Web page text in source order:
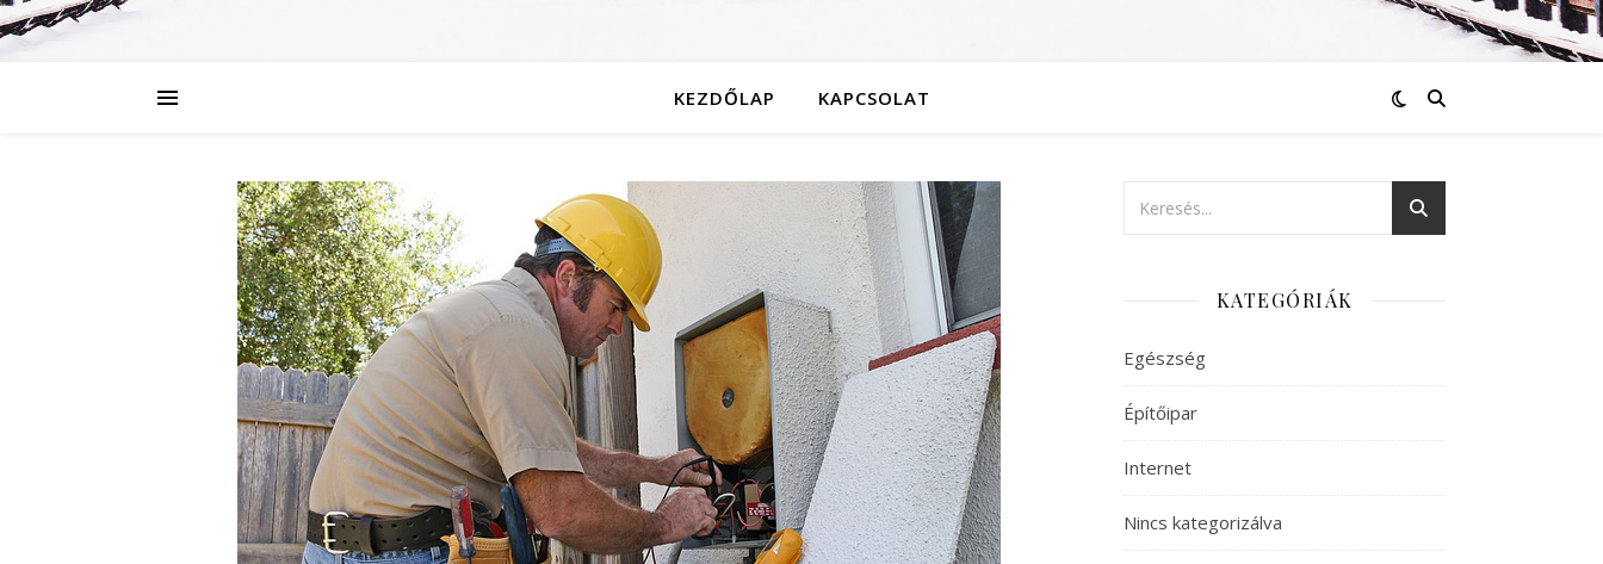
KEZDŐLAP KAPCSOLAT
KATEGÓRIÁK
Egészség
Építőipar
Internet
Nincs kategorizálva